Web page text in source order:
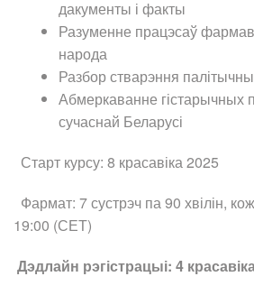
дакументы і факты
Разуменне працэсаў
народа
Разбор стварэння
Абмеркаванне гістарычных
сучаснай Беларусі
Старт курсу: 8 красавіка 2025
Фармат: 7 сустрэч па 90 хвілін,
19:00 (СЕТ)
Дэдлайн рэгістрацыі: 4